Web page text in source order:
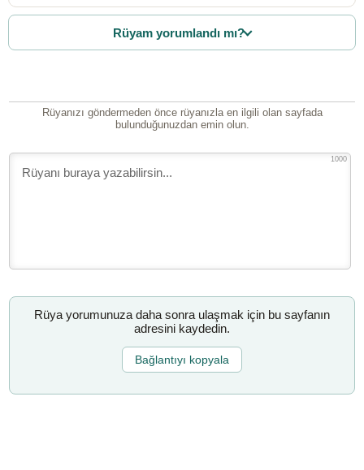
Rüyam yorumlandı mı?
Rüyanızı göndermeden önce rüyanızla en ilgili olan sayfada
bulunduğunuzdan emin olun.
1000
Rüya yorumunuza daha sonra ulaşmak için bu sayfanın
adresini kaydedin.
Bağlantıyı kopyala